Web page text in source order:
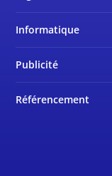
Informatique
Publicité
Référencement